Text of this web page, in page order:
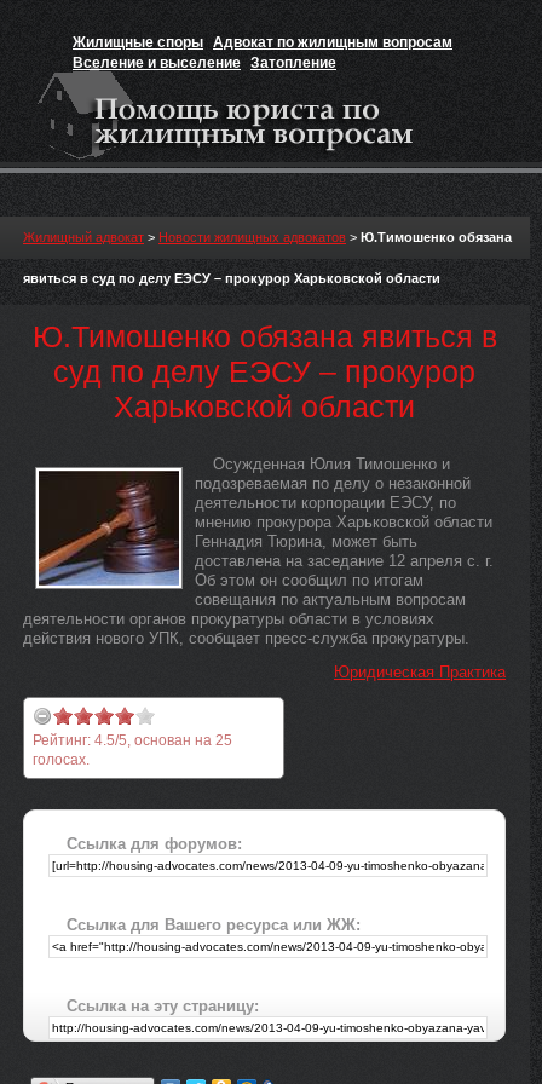
Жилищные споры Адвокат по жилищным вопросам
Вселение и выселение Затопление
Признание прав на жильё
Жилищный адвокат > Новости жилищных адвокатов > Ю.Тимошенко обязана
явиться в суд по делу ЕЭСУ – прокурор Харьковской области
Ю.Тимошенко обязана явиться в
суд по делу ЕЭСУ – прокурор
Харьковской области
Осужденная Юлия Тимошенко и
подозреваемая по делу о незаконной
деятельности корпорации ЕЭСУ, по
мнению прокурора Харьковской области
Геннадия Тюрина, может быть
доставлена на заседание 12 апреля с. г.
Об этом он сообщил по итогам
совещания по актуальным вопросам
деятельности органов прокуратуры области в условиях
действия нового УПК, сообщает пресс-служба прокуратуры.
Юридическая Практика
Рейтинг: 4.5/5, основан на 25
голосах.
Ссылка для форумов:
Ссылка для Вашего ресурса или ЖЖ:
Ссылка на эту страницу: